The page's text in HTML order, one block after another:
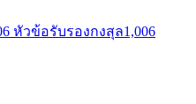
หัวข้อรับรองกงสุล1,006